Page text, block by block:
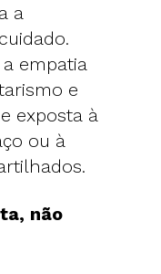
a
a empatia
e
exposta à
ou à
não